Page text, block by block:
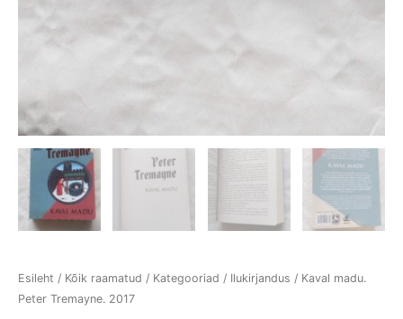
Esileht / Kõik raamatud / Kategooriad / Ilukirjandus / Kaval madu.
Peter Tremayne. 2017